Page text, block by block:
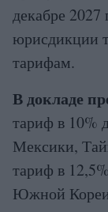
декабре 2027
юрисдикции
тарифам.
В докладе
тариф в 10%
Мексики,
тариф в
Южной